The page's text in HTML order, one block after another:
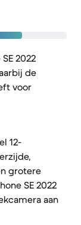
2022
de
voor
12-
grotere
SE 2022
aan